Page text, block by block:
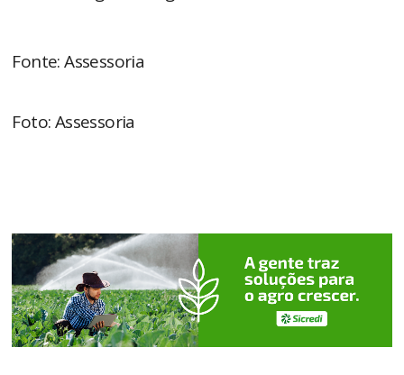
Fonte: Assessoria
Foto: Assessoria